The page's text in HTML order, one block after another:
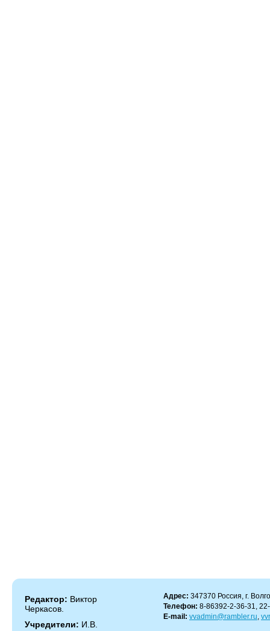
Редактор: Виктор
Черкасов.
Учредители: И.В.
Адрес: 347370 Россия, г.
Телефон: 8-86392-2-36-31,
E-mail: vvadmin@rambler.ru,